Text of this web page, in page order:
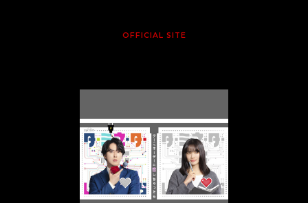
OFFICIAL SITE